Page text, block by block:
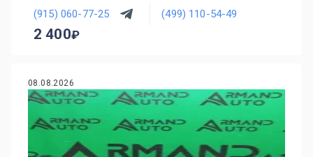
(915) 060-77-25 (499) 110-54-49
2 400
08.08.2026